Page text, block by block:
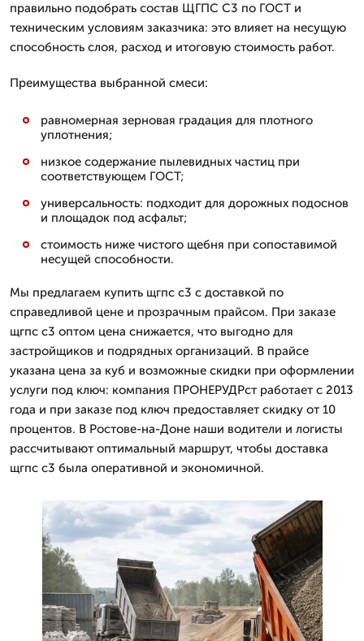
правильно подобрать состав ЩГПС С3 по ГОСТ и
техническим условиям заказчика: это влияет на несущую
способность слоя, расход и итоговую стоимость работ.
Преимущества выбранной смеси:
равномерная зерновая градация для плотного
уплотнения;
низкое содержание пылевидных частиц при
соответствующем ГОСТ;
универсальность: подходит для дорожных подоснов
и площадок под асфальт;
стоимость ниже чистого щебня при сопоставимой
несущей способности.
Мы предлагаем купить щгпс с3 с доставкой по
справедливой цене и прозрачным прайсом. При заказе
щгпс с3 оптом цена снижается, что выгодно для
застройщиков и подрядных организаций. В прайсе
указана цена за куб и возможные скидки при оформлении
услуги под ключ: компания ПРОНЕРУДРст работает с 2013
года и при заказе под ключ предоставляет скидку от 10
процентов. В Ростове-на-Доне наши водители и логисты
рассчитывают оптимальный маршрут, чтобы доставка
щгпс с3 была оперативной и экономичной.